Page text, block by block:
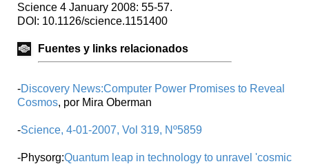
Science 4 January 2008: 55-57.
DOI: 10.1126/science.1151400
Fuentes y links relacionados
-Discovery News:Computer Power Promises to Reveal
Cosmos, por Mira Oberman
-Science, 4-01-2007, Vol 319, Nº5859
-Physorg:Quantum leap in technology to unravel 'cosmic